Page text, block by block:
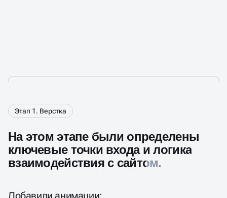
Этап 1. Верстка
На этом этапе были определены
ключевые точки входа и логика
взаимодействия с сайтом.
Добавили анимации: